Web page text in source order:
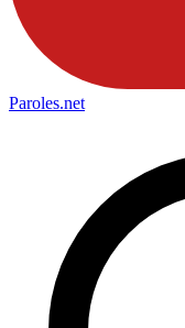
Paroles.net